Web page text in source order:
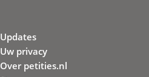
Updates
Uw privacy
Over petities.nl